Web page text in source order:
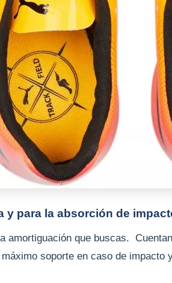
y para la absorción de
amortiguación que buscas.
soporte en caso de impacto